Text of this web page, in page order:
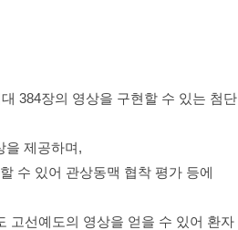
384장의 영상을 구현할 수 있는 첨단
을 제공하며,
수 있어 관상동맥 협착 평가 등에
고선예도의 영상을 얻을 수 있어 환자